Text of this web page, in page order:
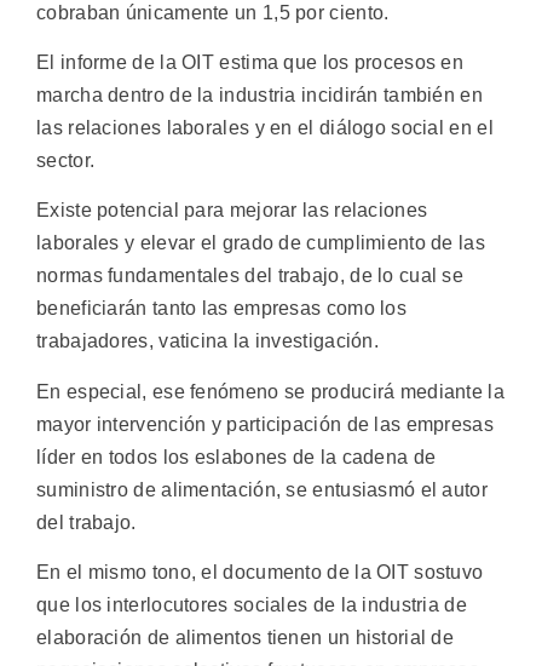
cobraban únicamente un 1,5 por ciento.
El informe de la OIT estima que los procesos en
marcha dentro de la industria incidirán también en
las relaciones laborales y en el diálogo social en el
sector.
Existe potencial para mejorar las relaciones
laborales y elevar el grado de cumplimiento de las
normas fundamentales del trabajo, de lo cual se
beneficiarán tanto las empresas como los
trabajadores, vaticina la investigación.
En especial, ese fenómeno se producirá mediante la
mayor intervención y participación de las empresas
líder en todos los eslabones de la cadena de
suministro de alimentación, se entusiasmó el autor
del trabajo.
En el mismo tono, el documento de la OIT sostuvo
que los interlocutores sociales de la industria de
elaboración de alimentos tienen un historial de